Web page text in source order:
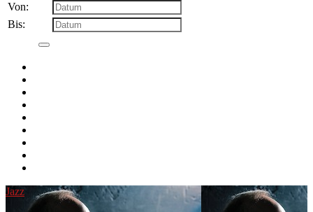
Von:
Bis:
Jazz